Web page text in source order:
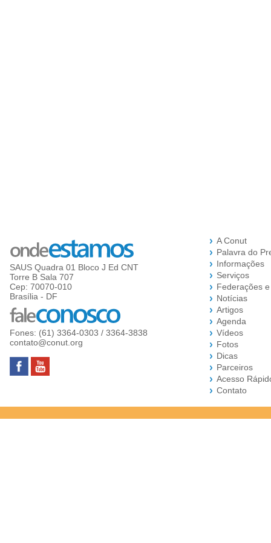
SAUS Quadra 01 Bloco J Ed CNT
Torre B Sala 707
Cep: 70070-010
Brasília - DF
Fones: (61) 3364-0303 / 3364-3838
contato@conut.org
A Conut
Palavra do
Informações
Serviços
Federações
Notícias
Artigos
Agenda
Vídeos
Fotos
Dicas
Parceiros
Acesso
Contato